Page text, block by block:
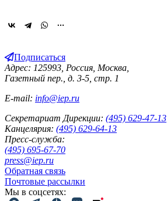
Подписаться
Адрес: 125993, Россия, Москва,
Газетный пер., д. 3-5, стр. 1
E-mail: info@iep.ru
Секретариат Дирекции: (495) 629-47-13
Канцелярия: (495) 629-64-13
Пресс-служба:
(495) 695-67-70
press@iep.ru
Обратная связь
Почтовые рассылки
Мы в соцсетях: